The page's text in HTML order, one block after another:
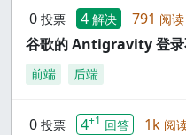
0 投票 4 解决 791 阅读
谷歌的 Antigravity 登录
前端 后端
0 投票 4+1 回答 1k 阅